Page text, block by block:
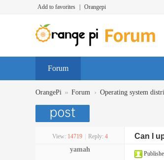
Add to favorites Orangepi
Forum
OrangePi » Forum › Operating system
View: 14719 Reply: 4 Can I
yamah